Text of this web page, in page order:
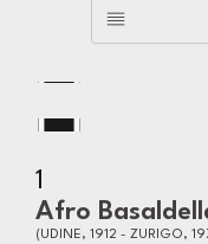
1
Afro
(UDINE, 1912 - ZURIGO,